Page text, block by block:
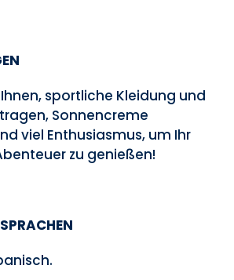
sportliche Kleidung und
Sonnencreme
viel Enthusiasmus, um Ihr
zu genießen!